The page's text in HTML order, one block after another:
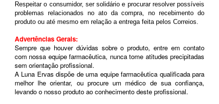
Respeitar o consumidor, ser solidário e procurar resolver possíveis
problemas relacionados no ato da compra, no recebimento do
produto ou até mesmo em relação a entrega feita pelos Correios.
Advertências Gerais:
Sempre que houver dúvidas sobre o produto, entre em contato
com nossa equipe farmacêutica, nunca tome atitudes precipitadas
sem orientação profissional.
A Luna Ervas dispõe de uma equipe farmacêutica qualificada para
melhor lhe orientar, ou procure um médico de sua confiança,
levando o nosso produto ao conhecimento deste profissional.